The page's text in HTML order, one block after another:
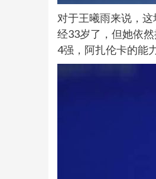
对于王曦雨来说，
经33岁了，但她依
4强，阿扎伦卡的能